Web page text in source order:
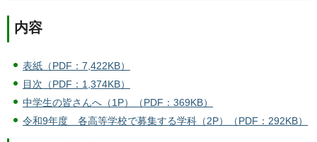
内容
表紙（PDF：7,422KB）
目次（PDF：1,374KB）
中学生の皆さんへ（1P）（PDF：369KB）
令和9年度 各高等学校で募集する学科（2P）（PDF：292KB）